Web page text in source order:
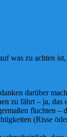
was zu achten
darüber
zu fährt – ja,
fluchten –
(Risse